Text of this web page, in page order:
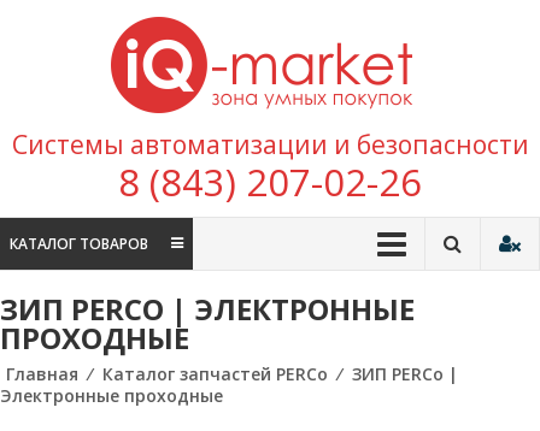
Перейти к содержимому
покупок
Системы автоматизации и безопасности
8 (843) 207-02-26
КАТАЛОГ ТОВАРОВ
ЗИП PERCO | ЭЛЕКТРОННЫЕ
ПРОХОДНЫЕ
Главная ⁄ Каталог запчастей PERCo ⁄ ЗИП PERCo |
Электронные проходные